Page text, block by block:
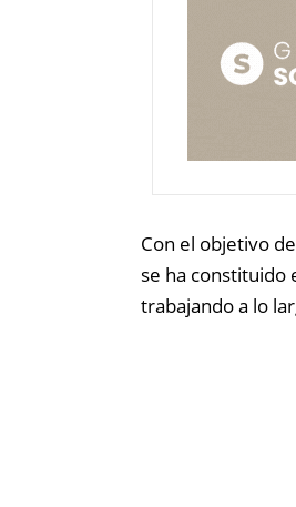
Con el objetivo de
se ha constituido
trabajando a lo